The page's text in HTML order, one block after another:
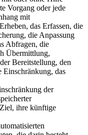
Vorgang oder jede
mit
das Erfassen, die
die Anpassung
Abfragen, die
Übermittlung,
Bereitstellung, den
das
der
ihre künftige